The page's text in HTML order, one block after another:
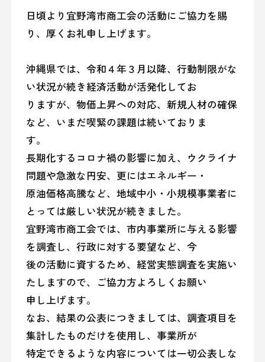
日頃より宜野湾市商工会の活動にご協力を賜
り、厚くお礼申し上げます。
沖縄県では、令和４年３月以降、行動制限がな
い状況が続き経済活動が活発化してお
りますが、物価上昇への対応、新規人材の確保
など、いまだ喫緊の課題は続いておりま
す。
長期化するコロナ禍の影響に加え、ウクライナ
問題や急激な円安、更にはエネルギー・
原油価格高騰など、地域中小・小規模事業者に
とっては厳しい状況が続きました。
宜野湾市商工会では、市内事業所に与える影響
を調査し、行政に対する要望など、今
後の活動に資するため、経営実態調査を実施い
たしますので、ご協力方よろしくお願い
申し上げます。
なお、結果の公表につきましては、調査項目を
集計したものだけを使用し、事業所が
特定できるような内容については一切公表しな